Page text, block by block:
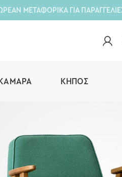
ΜΕΤΑΦΟΡΙΚΑ ΓΙΑ
ΚΉΠΟΣ